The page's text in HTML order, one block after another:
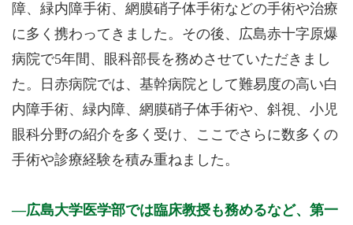
障、緑内障手術、網膜硝子体手術などの手術や治療
に多く携わってきました。その後、広島赤十字原爆
病院で5年間、眼科部長を務めさせていただきまし
た。日赤病院では、基幹病院として難易度の高い白
内障手術、緑内障、網膜硝子体手術や、斜視、小児
眼科分野の紹介を多く受け、ここでさらに数多くの
手術や診療経験を積み重ねました。
広島大学医学部では臨床教授も務めるなど、第一